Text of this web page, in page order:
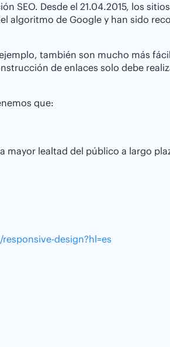
SEO. Desde el 21.04.2015, los
algoritmo de Google y han sido
también son mucho más
de enlaces solo debe
que:
mayor lealtad del público a largo
design?hl=es